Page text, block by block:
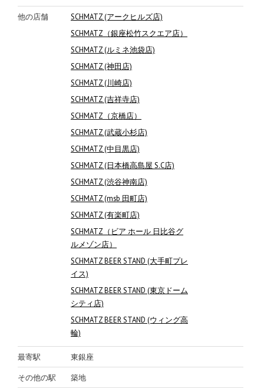
他の店舗
SCHMATZ (アークヒルズ店)
SCHMATZ（銀座松竹スクエア店）
SCHMATZ (ルミネ池袋店)
SCHMATZ (神田店)
SCHMATZ (川崎店)
SCHMATZ (吉祥寺店)
SCHMATZ（京橋店）
SCHMATZ (武蔵小杉店)
SCHMATZ (中目黒店)
SCHMATZ (日本橋高島屋 S.C店)
SCHMATZ (渋谷神南店)
SCHMATZ (msb 田町店)
SCHMATZ (有楽町店)
SCHMATZ（ビア ホール 日比谷グ
ルメゾン店）
SCHMATZ BEER STAND (大手町プレ
イス)
SCHMATZ BEER STAND (東京ドーム
シティ店)
SCHMATZ BEER STAND (ウィング高
輪)
最寄駅 東銀座
その他の駅 築地